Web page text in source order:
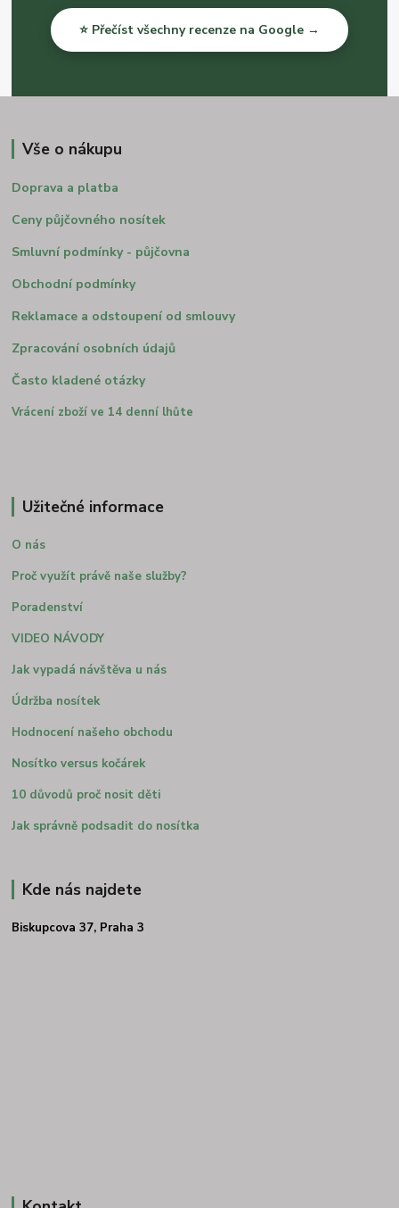
⭐ Přečíst všechny recenze na Google →
Vše o nákupu
Doprava a platba
Ceny půjčovného nosítek
Smluvní podmínky - půjčovna
Obchodní podmínky
Reklamace a odstoupení od smlouvy
Zpracování osobních údajů
Často kladené otázky
Vrácení zboží ve 14 denní lhůte
Užitečné informace
O nás
Proč využít právě naše služby?
Poradenství
VIDEO NÁVODY
Jak vypadá návštěva u nás
Údržba nosítek
Hodnocení našeho obchodu
Nosítko versus kočárek
10 důvodů proč nosit děti
Jak správně podsadit do nosítka
Kde nás najdete
Biskupcova 37, Praha 3